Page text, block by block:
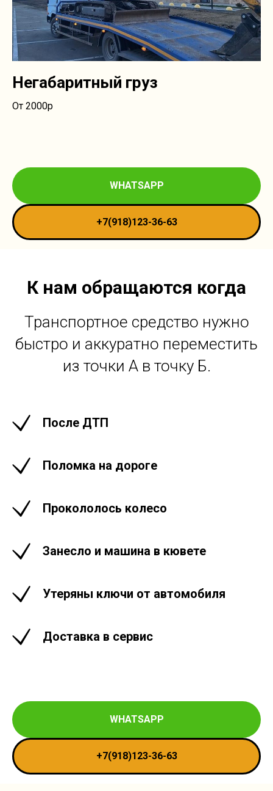
Негабаритный груз
От 2000р
WHATSAPP
+7(918)123-36-63
К нам обращаются когда
Транспортное средство нужно
быстро и аккуратно переместить
из точки А в точку Б.
После ДТП
Поломка на дороге
Прокололось колесо
Занесло и машина в кювете
Утеряны ключи от автомобиля
Доставка в сервис
WHATSAPP
+7(918)123-36-63